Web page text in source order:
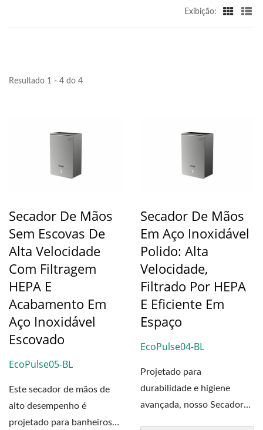
Exibição:
Resultado 1 - 4 do 4
Secador De Mãos
Sem Escovas De
Alta Velocidade
Com Filtragem
HEPA E
Acabamento Em
Aço Inoxidável
Escovado
EcoPulse05-BL
Este secador de mãos de
alto desempenho é
projetado para banheiros
Secador De Mãos
Em Aço Inoxidável
Polido: Alta
Velocidade,
Filtrado Por HEPA
E Eficiente Em
Espaço
EcoPulse04-BL
Projetado para
durabilidade e higiene
avançada, nosso Secador